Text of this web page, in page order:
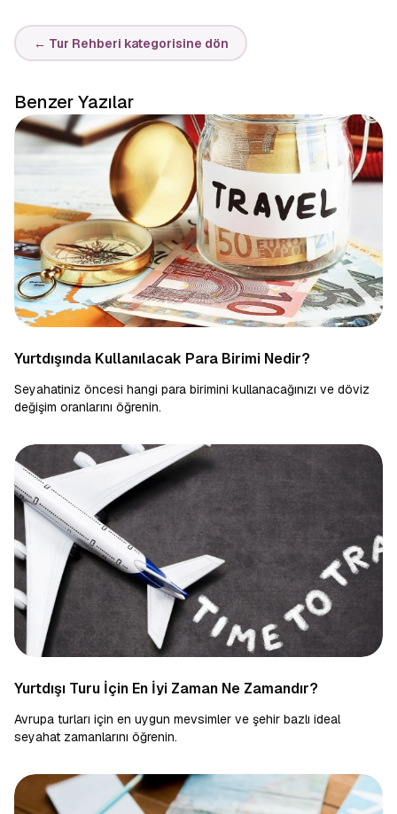
← Tur Rehberi kategorisine dön
Benzer Yazılar
Yurtdışında Kullanılacak Para Birimi Nedir?
Seyahatiniz öncesi hangi para birimini kullanacağınızı ve döviz
değişim oranlarını öğrenin.
Yurtdışı Turu İçin En İyi Zaman Ne Zamandır?
Avrupa turları için en uygun mevsimler ve şehir bazlı ideal
seyahat zamanlarını öğrenin.